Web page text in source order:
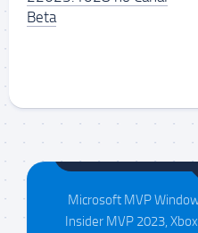
Beta
Microsoft MVP
Insider MVP 2023,